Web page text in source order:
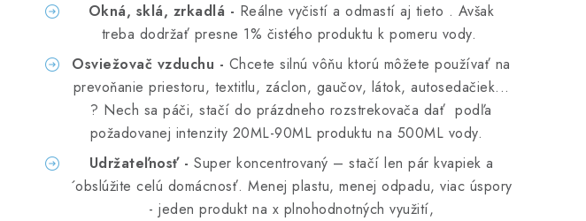
Okná, sklá, zrkadlá - Reálne vyčistí a odmastí aj tieto . Avšak
treba dodržať presne 1% čistého produktu k pomeru vody.
Osviežovač vzduchu - Chcete silnú vôňu ktorú môžete používať na
prevoňanie priestoru, textitlu, záclon, gaučov, látok, autosedačiek...
? Nech sa páči, stačí do prázdneho rozstrekovača dať podľa
požadovanej intenzity 20ML-90ML produktu na 500ML vody.
Udržateľnosť - Super koncentrovaný – stačí len pár kvapiek a
´obslúžite celú domácnosť. Menej plastu, menej odpadu, viac úspory
- jeden produkt na x plnohodnotných využití,